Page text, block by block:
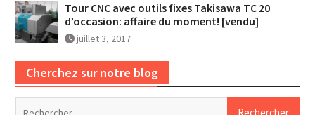
Tour CNC avec outils fixes Takisawa TC 20
d’occasion: affaire du moment! [vendu]
juillet 3, 2017
Cherchez sur notre blog